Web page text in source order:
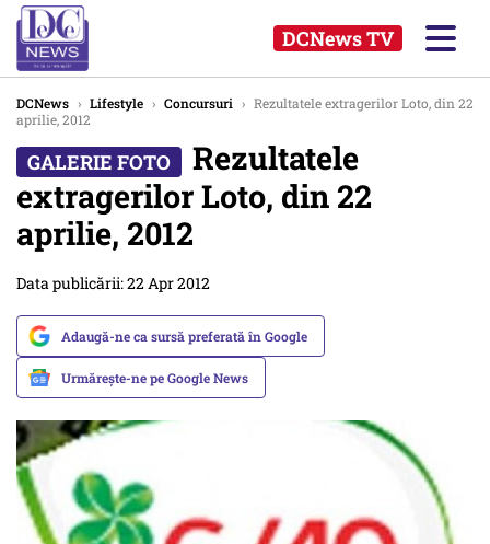
DCNews TV
DCNews › Lifestyle › Concursuri › Rezultatele extragerilor Loto, din 22
aprilie, 2012
Rezultatele
extragerilor Loto, din 22
aprilie, 2012
Data publicării: 22 Apr 2012
Adaugă-ne ca sursă preferată în Google
Urmărește-ne pe Google News